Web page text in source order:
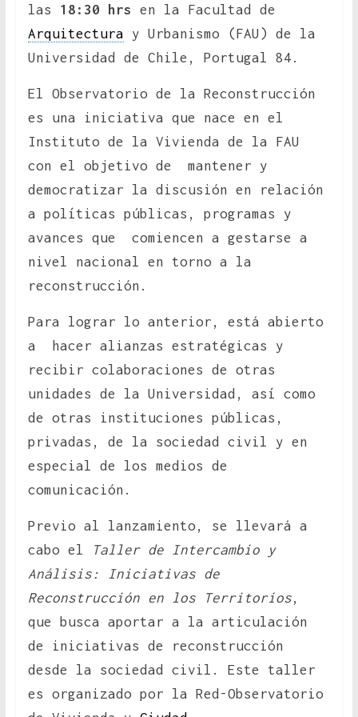
las 18:30 hrs en la Facultad de
Arquitectura y Urbanismo (FAU) de la
Universidad de Chile, Portugal 84.
El Observatorio de la Reconstrucción
es una iniciativa que nace en el
Instituto de la Vivienda de la FAU
con el objetivo de mantener y
democratizar la discusión en relación
a políticas públicas, programas y
avances que comiencen a gestarse a
nivel nacional en torno a la
reconstrucción.
Para lograr lo anterior, está abierto
a hacer alianzas estratégicas y
recibir colaboraciones de otras
unidades de la Universidad, así como
de otras instituciones públicas,
privadas, de la sociedad civil y en
especial de los medios de
comunicación.
Previo al lanzamiento, se llevará a
cabo el
Taller de Intercambio y
Análisis: Iniciativas de
Reconstrucción en los Territorios,
que busca aportar a la articulación
de iniciativas de reconstrucción
desde la sociedad civil. Este taller
es organizado por la Red-Observatorio